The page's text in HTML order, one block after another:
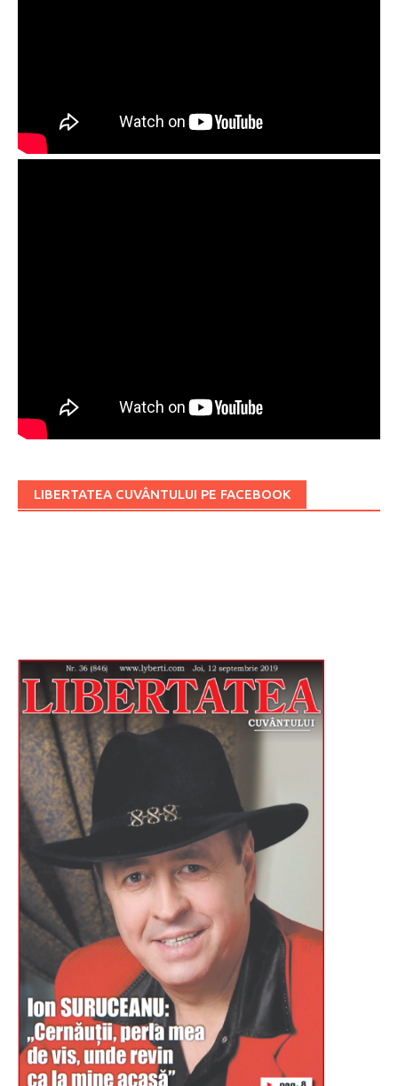
LIBERTATEA CUVÂNTULUI PE FACEBOOK